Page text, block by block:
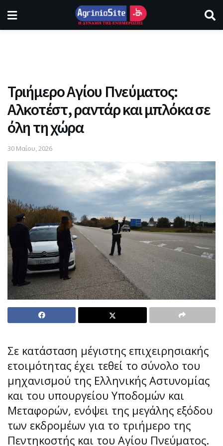
Τριήμερο Αγίου Πνεύματος:
Αλκοτέστ, ραντάρ και μπλόκα σε
όλη τη χώρα
30 Μαΐου, 2026
Σε κατάσταση μέγιστης επιχειρησιακής
ετοιμότητας έχει τεθεί το σύνολο του
μηχανισμού της Ελληνικής Αστυνομίας
και του υπουργείου Υποδομών και
Μεταφορών, ενόψει της μεγάλης εξόδου
των εκδρομέων για το τριήμερο της
Πεντηκοστής και του Αγίου Πνεύματος.